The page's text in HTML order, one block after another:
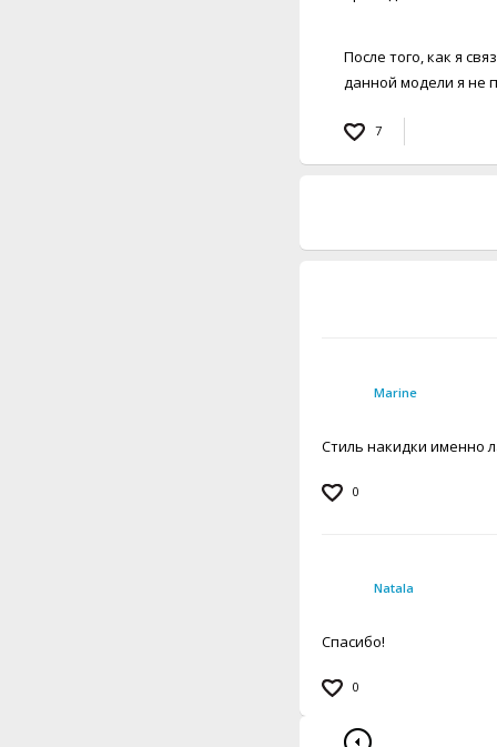
После того, как я
данной модели я не
7
Marine
Стиль накидки именно
0
Natala
Спасибо!
0